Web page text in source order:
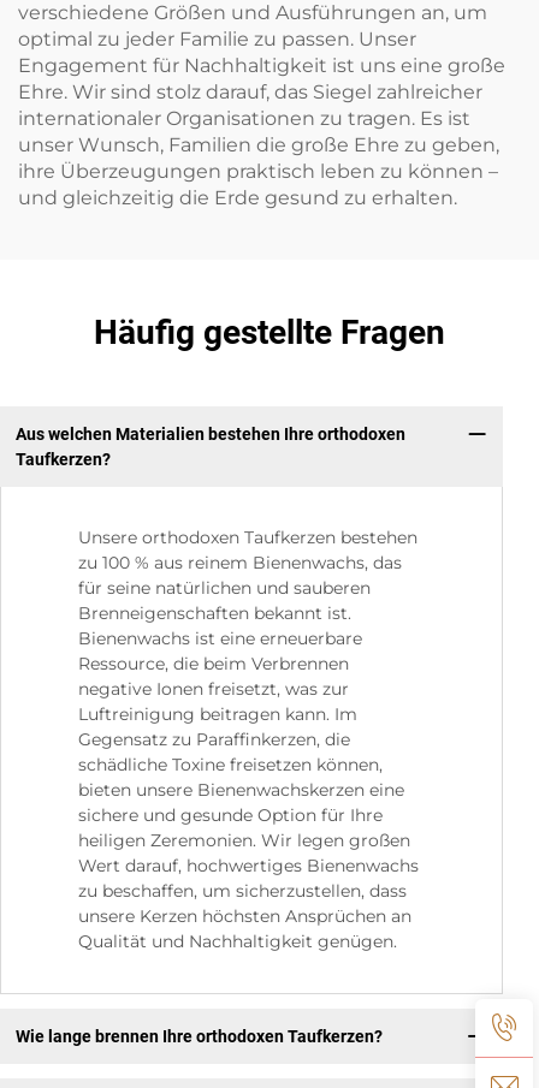
verschiedene Größen und Ausführungen an, um
optimal zu jeder Familie zu passen. Unser
Engagement für Nachhaltigkeit ist uns eine große
Ehre. Wir sind stolz darauf, das Siegel zahlreicher
internationaler Organisationen zu tragen. Es ist
unser Wunsch, Familien die große Ehre zu geben,
ihre Überzeugungen praktisch leben zu können –
und gleichzeitig die Erde gesund zu erhalten.
Häufig gestellte Fragen
Aus welchen Materialien bestehen Ihre orthodoxen
Taufkerzen?
Unsere orthodoxen Taufkerzen bestehen
zu 100 % aus reinem Bienenwachs, das
für seine natürlichen und sauberen
Brenneigenschaften bekannt ist.
Bienenwachs ist eine erneuerbare
Ressource, die beim Verbrennen
negative Ionen freisetzt, was zur
Luftreinigung beitragen kann. Im
Gegensatz zu Paraffinkerzen, die
schädliche Toxine freisetzen können,
bieten unsere Bienenwachskerzen eine
sichere und gesunde Option für Ihre
heiligen Zeremonien. Wir legen großen
Wert darauf, hochwertiges Bienenwachs
zu beschaffen, um sicherzustellen, dass
unsere Kerzen höchsten Ansprüchen an
Qualität und Nachhaltigkeit genügen.
Wie lange brennen Ihre orthodoxen Taufkerzen?